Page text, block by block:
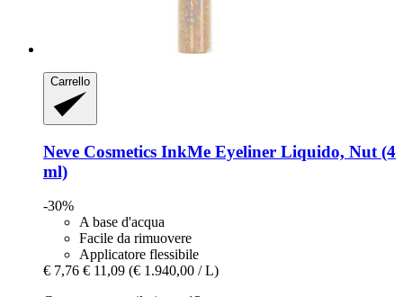
Carrello
Neve Cosmetics InkMe Eyeliner Liquido, Nut (4
ml)
-30%
A base d'acqua
Facile da rimuovere
Applicatore flessibile
€ 7,76 € 11,09 (€ 1.940,00 / L)